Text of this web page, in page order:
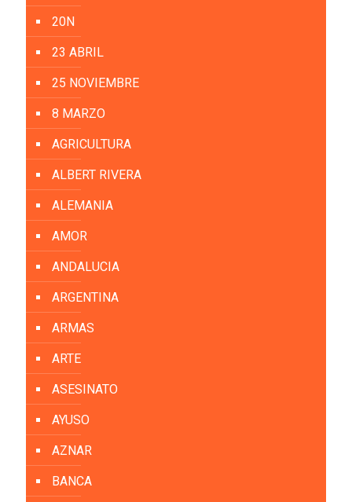
20N
23 ABRIL
25 NOVIEMBRE
8 MARZO
AGRICULTURA
ALBERT RIVERA
ALEMANIA
AMOR
ANDALUCIA
ARGENTINA
ARMAS
ARTE
ASESINATO
AYUSO
AZNAR
BANCA